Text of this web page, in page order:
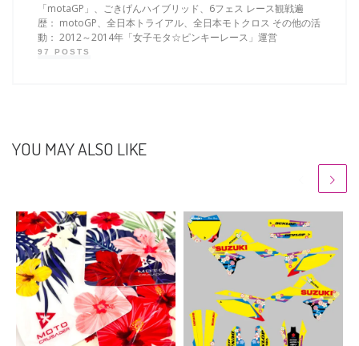
「motaGP」、ごきげんハイブリッド、6フェス レース観戦遍
歴： motoGP、全日本トライアル、全日本モトクロス その他の活
動： 2012～2014年「女子モタ☆ピンキーレース」運営
97 POSTS
YOU MAY ALSO LIKE